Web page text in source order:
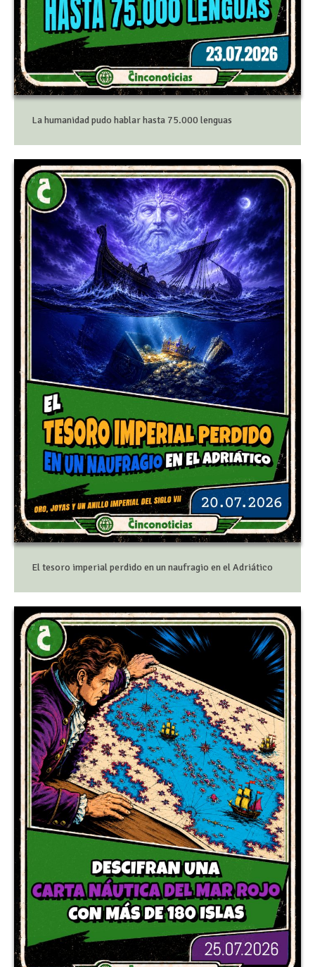
La humanidad pudo hablar hasta 75.000 lenguas
El tesoro imperial perdido en un naufragio en el Adriático